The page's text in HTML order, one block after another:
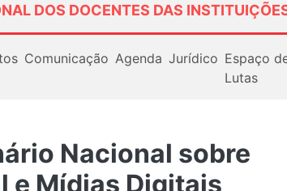
DOS DOCENTES DAS
Comunicação Agenda Jurídico Espaço
Lutas
Nacional sobre
e Mídias Digitais